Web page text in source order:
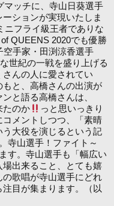
マッチに、寺山日葵選手
ションが実現いたしま
ニフライ級王者でありな
QUEENS 2020でも優勝
空手家・田渕涼香選手
世紀の一戦を盛り上げる
んの人に愛されてい
と、高橋さんの出演が
と語る高橋さんは、
たのか
っと思いっきり
メントしつつ、「素晴
大役を演じるという記
寺山選手！ファイト～
す。寺山選手も「幅広い
出来ること、とても嬉
歌唱が寺山選手にどれ
目が集まります。（以